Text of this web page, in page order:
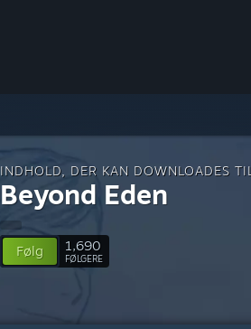
INDHOLD, DER KAN DOWNLOADES TIL
Beyond Eden
Følg 1,690
FØLGERE